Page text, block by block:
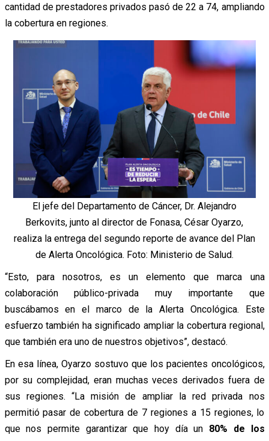
cantidad de prestadores privados pasó de 22 a 74, ampliando
la cobertura en regiones.
El jefe del Departamento de Cáncer, Dr. Alejandro
Berkovits, junto al director de Fonasa, César Oyarzo,
realiza la entrega del segundo reporte de avance del Plan
de Alerta Oncológica. Foto: Ministerio de Salud.
“Esto, para nosotros, es un elemento que marca una
colaboración público-privada muy importante que
buscábamos en el marco de la Alerta Oncológica. Este
esfuerzo también ha significado ampliar la cobertura regional,
que también era uno de nuestros objetivos”, destacó.
En esa línea, Oyarzo sostuvo que los pacientes oncológicos,
por su complejidad, eran muchas veces derivados fuera de
sus regiones. “La misión de ampliar la red privada nos
permitió pasar de cobertura de 7 regiones a 15 regiones, lo
que nos permite garantizar que hoy día un 80% de los